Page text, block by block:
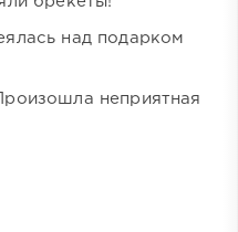
над подарком
неприятная